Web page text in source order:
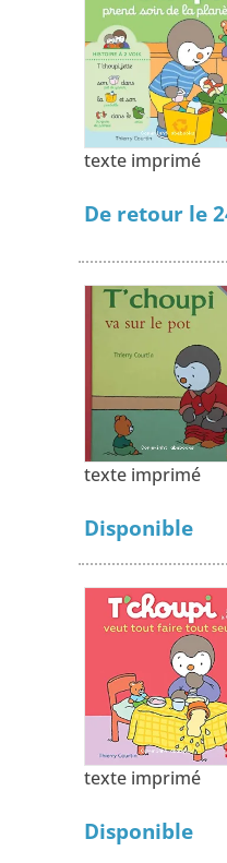
texte imprimé
De retour le
texte imprimé
Disponible
texte imprimé
Disponible